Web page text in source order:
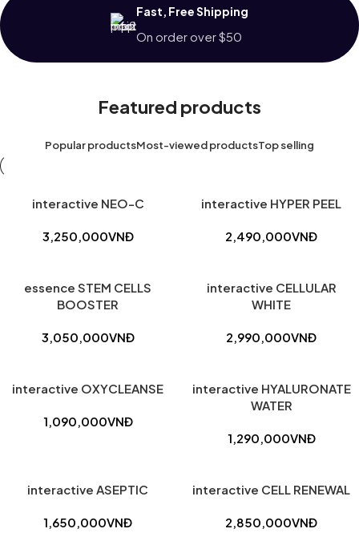
Fast, Free Shipping
On order over $50
Featured products
Popular productsMost-viewed productsTop selling
interactive NEO-C
3,250,000VNĐ
interactive HYPER PEEL
2,490,000VNĐ
essence STEM CELLS
BOOSTER
3,050,000VNĐ
interactive CELLULAR
WHITE
2,990,000VNĐ
interactive OXYCLEANSE
1,090,000VNĐ
interactive HYALURONATE
WATER
1,290,000VNĐ
interactive ASEPTIC
1,650,000VNĐ
interactive CELL RENEWAL
2,850,000VNĐ